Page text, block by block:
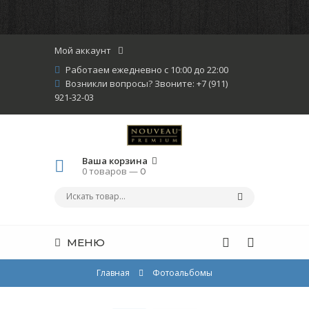
Мой аккаунт
Работаем ежедневно с 10:00 до 22:00
Возникли вопросы? Звоните: +7 (911)
921-32-03
Ваша корзина
0 товаров —0
МЕНЮ
Главная Фотоальбомы